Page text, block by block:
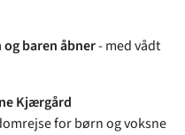
og baren åbner- med vådt
Kjærgård
for børn og voksne